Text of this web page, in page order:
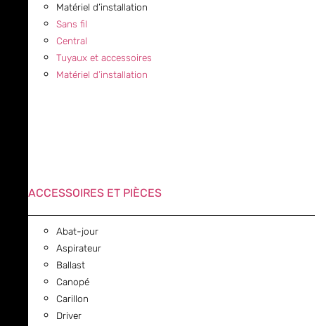
Matériel d’installation
Sans fil
Central
Tuyaux et accessoires
Matériel d’installation
ACCESSOIRES ET PIÈCES
Abat-jour
Aspirateur
Ballast
Canopé
Carillon
Driver